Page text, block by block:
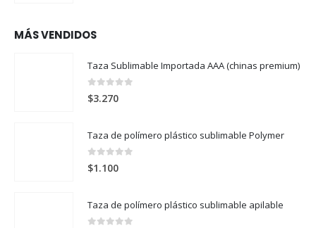
MÁS VENDIDOS
Taza Sublimable Importada AAA (chinas premium)
0out of 5
$3.270
Taza de polímero plástico sublimable Polymer
0 out of 5
$1.100
Taza de polímero plástico sublimable apilable